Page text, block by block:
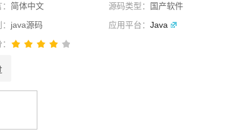
简体中文 源码类型：
国产软件
java源码 应用平台： Java